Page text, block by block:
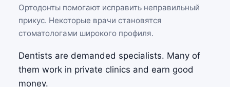
Ортодонты помогают исправить неправильный
прикус. Некоторые врачи становятся
стоматологами широкого профиля.
Dentists are demanded specialists. Many of
them work in private clinics and earn good
money.